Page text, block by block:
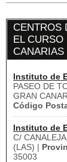
CENTROS
EL CURSO
CANARIAS
Instituto de
PASEO DE
GRAN
Código
Instituto de
C/
(LAS) |
35003